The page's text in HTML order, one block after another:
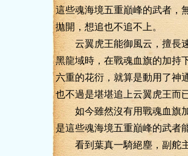
這些魂海境五重巔峰的武者，
拋開，想追也不追不上。
云翼虎王能御風云，擅長速
黑龍域時，在戰魂血旗的加持
六重的花衍，就算是動用了神
也不過是堪堪追上云翼虎王而已
如今雖然沒有用戰魂血旗加
是這些魂海境五重巔峰的武者
看到葉真一騎絕塵，副舵